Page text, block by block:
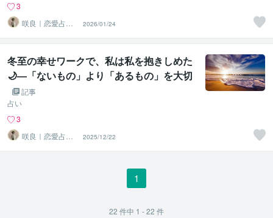
3
咲良｜恋愛占い
心導師
2026/01/24
冬至の幸せワークで、私は私を抱きしめた
🌙―「ないもの」より「あるもの」を大切
にする2026年へ―
記事
占い
3
咲良｜恋愛占い
心導師
2025/12/22
1
22 件中 1 - 22 件